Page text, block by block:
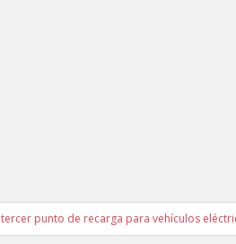
punto de recarga para vehículos